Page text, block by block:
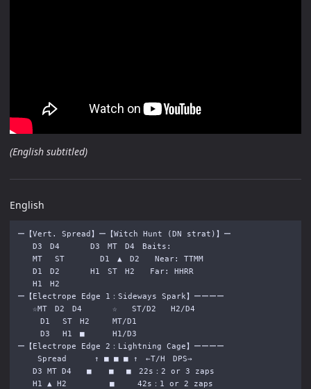
(English subtitled)
English
ー【Vert. Spread】ー【Witch Hunt (DN strat)】ー
D3　D4　　　　D3　MT　D4　Baits:
MT　 ST　　　　 D1　▲　D2　　Near: TTMM
D1　D2　　　　H1　ST　H2　　Far: HHRR
H1　H2
ー【Electrope Edge 1：Sideways Spark】ーーーー
☆MT　D2　D4　　　　☆   ST/D2   H2/D4
D1　 ST　H2　　　MT/D1
D3　 H1　■　　 　H1/D3
ー【Electrope Edge 2：Lightning Cage】ーーーー
Spread　　 　↑ ■ ■ ■ ↑　←T/H　DPS→
D3 MT D4　　■ 　 ■ 　■　22s：2 or 3 zaps
H1 ▲ H2　　　　　 ■　　　42s：1 or 2 zaps